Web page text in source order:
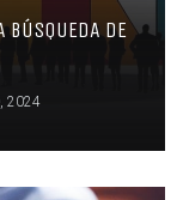
BÚSQUEDA DE
2024